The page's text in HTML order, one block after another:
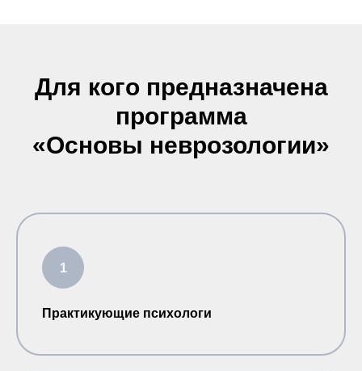
Для кого предназначена
программа
«Основы неврозологии»
Практикующие психологи